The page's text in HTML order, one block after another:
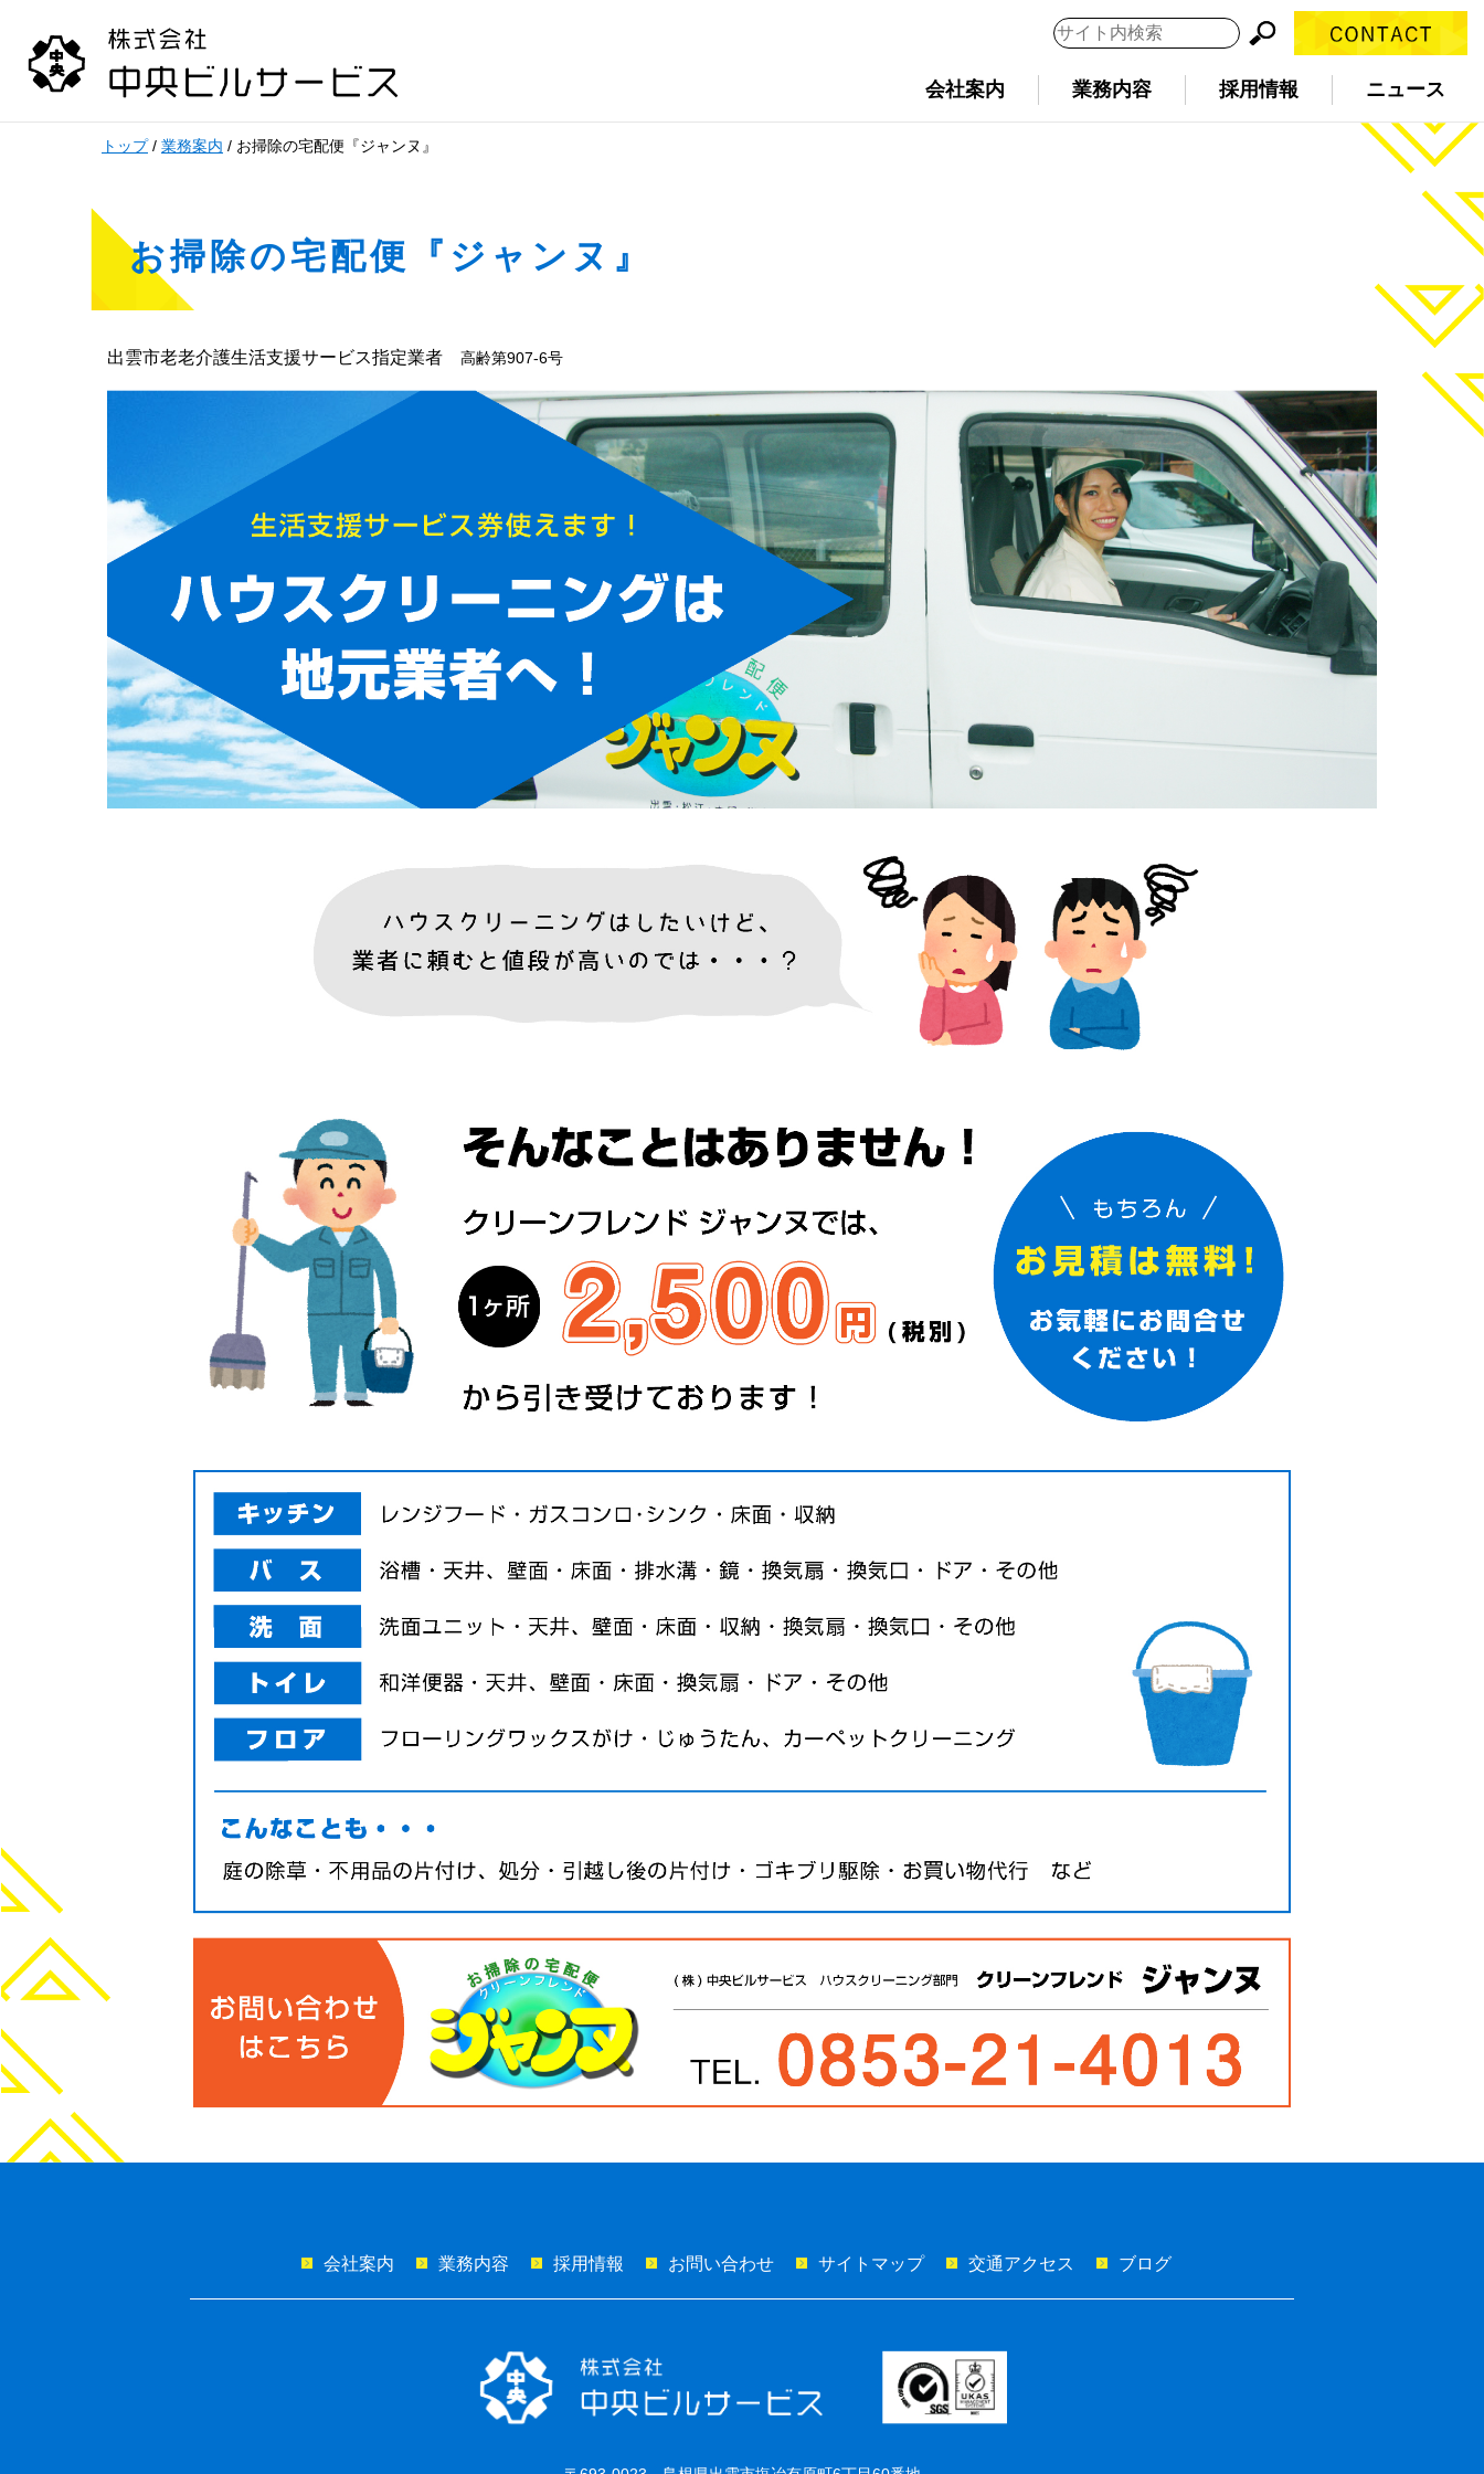
会社案内 業務内容 採用情報 ニュース
現
位
置：
トップ/ 業務案内 / お掃除の宅配便『ジャンヌ』
お掃除の宅配便『ジャンヌ』
出雲市老老介護生活支援サービス指定業者 高齢第907-6号
会社案内 業務内容 採用情報 お問い合わせ サイトマップ 交通アクセス ブログ